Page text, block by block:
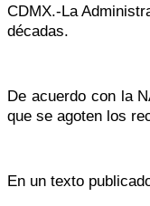
CDMX.-La
décadas.
De acuerdo con la
que se agoten los
En un texto